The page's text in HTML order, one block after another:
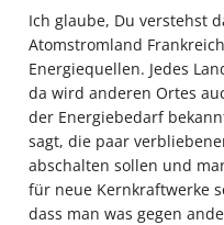
Ich glaube, Du verstehst
Atomstromland
Energiequellen. Jedes
da wird anderen Ortes
der Energiebedarf
sagt, die paar
abschalten sollen und
für neue Kernkraftwerke
dass man was gegen